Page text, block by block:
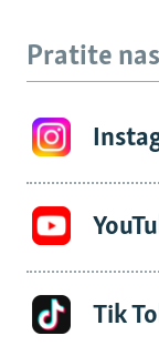
Pratite nas
Tik